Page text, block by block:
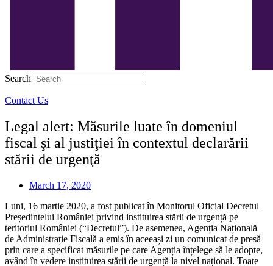
Search
Contact Us
Legal alert: Măsurile luate în domeniul
fiscal şi al justiţiei în contextul declarării
stării de urgenţă
March 17, 2020
Luni, 16 martie 2020, a fost publicat în Monitorul Oficial Decretul
Președintelui României privind instituirea stării de urgență pe
teritoriul României (“Decretul”). De asemenea, Agenția Națională
de Administrație Fiscală a emis în aceeași zi un comunicat de presă
prin care a specificat măsurile pe care Agenția înțelege să le adopte,
având în vedere instituirea stării de urgență la nivel național. Toate